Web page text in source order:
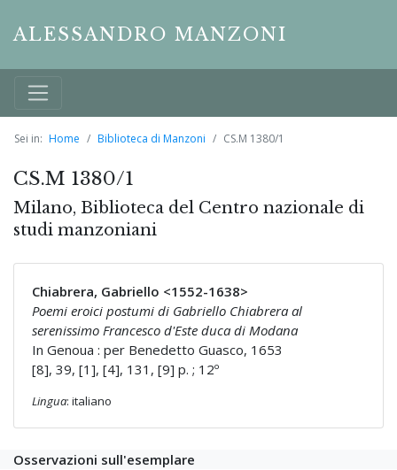
ALESSANDRO MANZONI
Sei in: Home Biblioteca di Manzoni CS.M 1380/1
CS.M 1380/1
Milano, Biblioteca del Centro nazionale di
studi manzoniani
Chiabrera, Gabriello <1552-1638>
Poemi eroici postumi di Gabriello Chiabrera al
serenissimo Francesco d'Este duca di Modana
In Genoua : per Benedetto Guasco, 1653
[8], 39, [1], [4], 131, [9] p. ; 12º
Lingua: italiano
Osservazioni sull'esemplare